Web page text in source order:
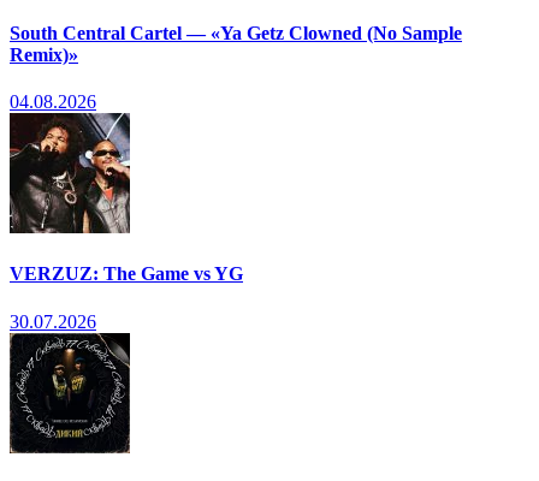
South Central Cartel — «Ya Getz Clowned (No Sample
Remix)»
04.08.2026
VERZUZ: The Game vs YG
30.07.2026